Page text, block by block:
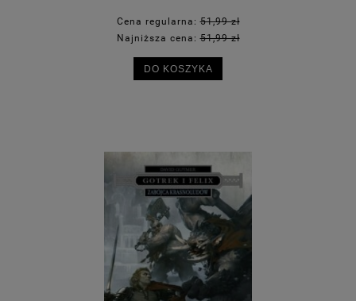
Cena regularna:51,99 zł
Najniższa cena:51,99 zł
DO KOSZYKA